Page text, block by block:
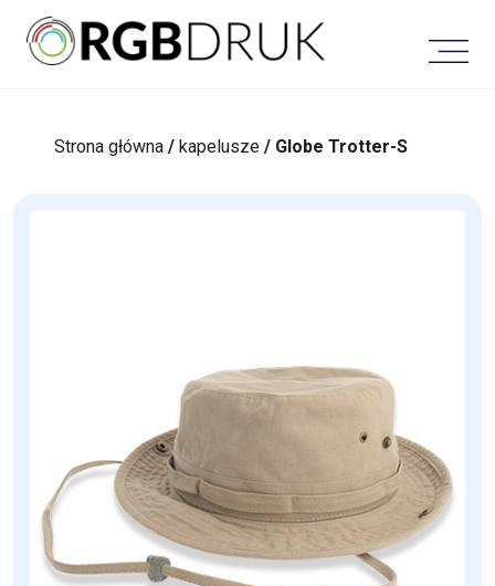
content
Strona główna /kapelusze / Globe Trotter-S